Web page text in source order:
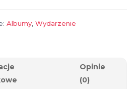
Albumy, Wydarzenie
Opinie
(0)